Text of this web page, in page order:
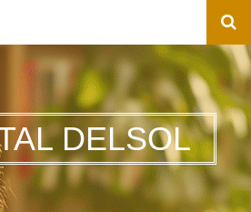
DELSOL